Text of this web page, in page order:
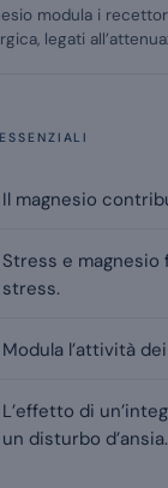
modula i
legati
Il magnesio
Stress e magnesio
stress.
Modula l’attività
L’effetto di
un disturbo d’ansia.